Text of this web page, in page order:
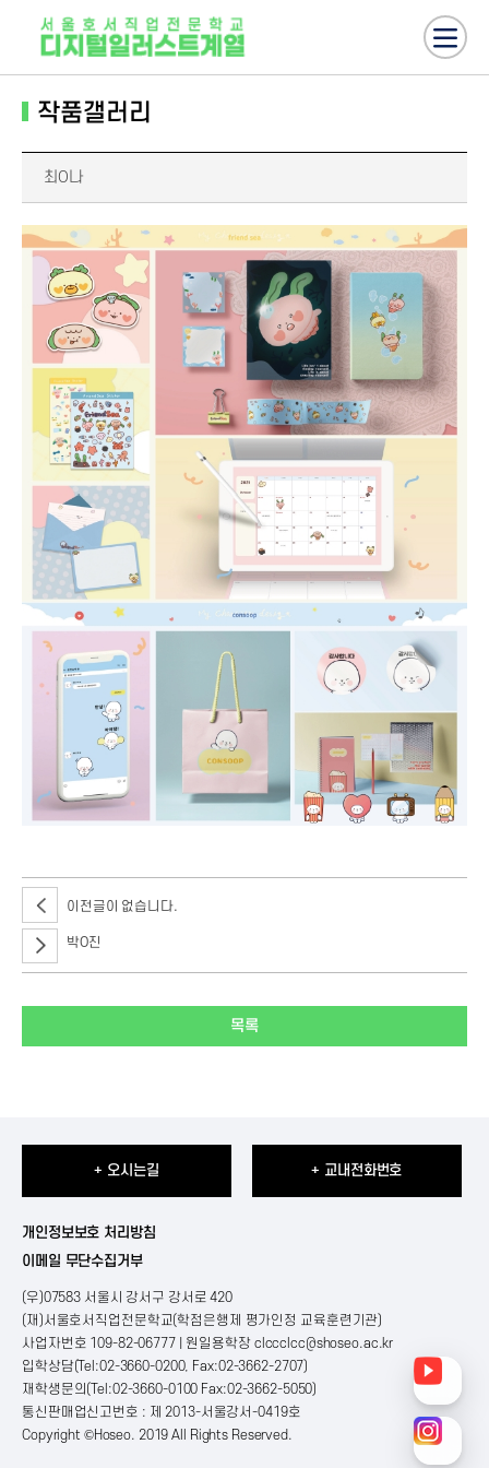
작품갤러리
최O나
이전글이 없습니다.
박O진
목록
+ 오시는길 + 교내전화번호
개인정보보호 처리방침
이메일 무단수집거부
(우)07583 서울시 강서구 강서로 420
(재)서울호서직업전문학교(학점은행제 평가인정 교육훈련기관)
사업자번호 109-82-06777 | 원일용학장 clccclcc@shoseo.ac.kr
입학상담(Tel:02-3660-0200, Fax:02-3662-2707)
재학생문의(Tel:02-3660-0100 Fax:02-3662-5050)
통신판매업신고번호 : 제 2013-서울강서-0419호
Copyright ©Hoseo. 2019 All Rights Reserved.